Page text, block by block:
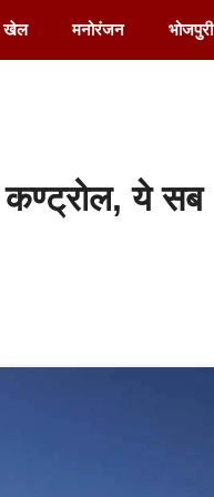
खेल मनोरंजन भोजपुरी
ये सब